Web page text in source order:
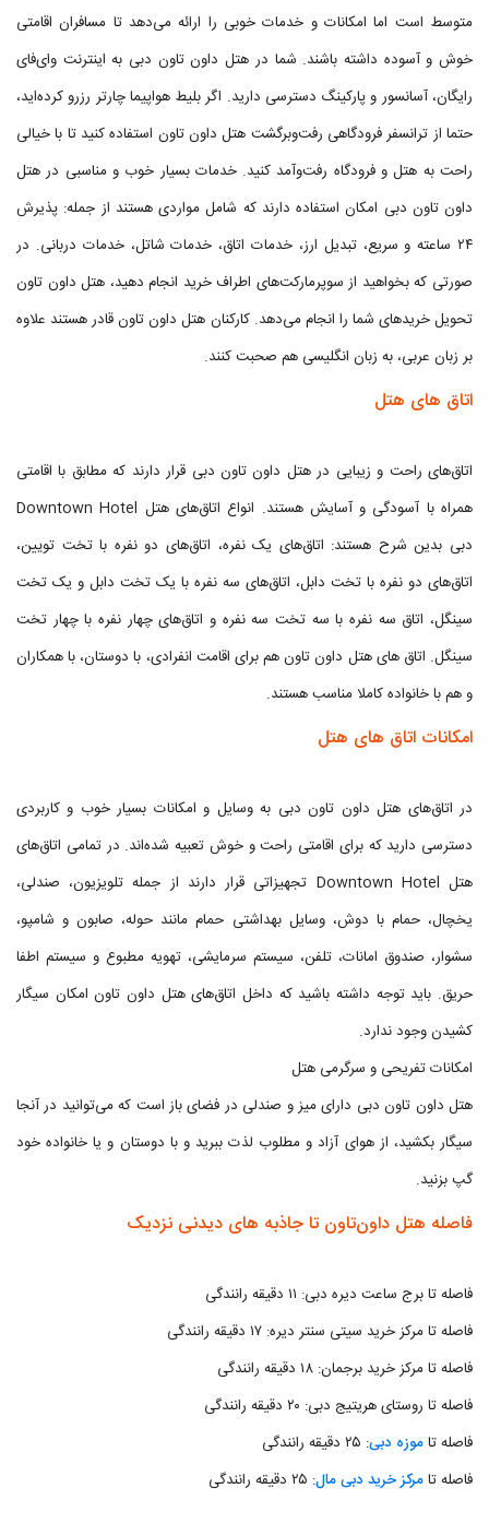
متوسط است اما امکانات و خدمات خوبی را ارائه می‌دهد تا مسافران اقامتی
خوش و آسوده داشته باشند. شما در هتل داون تاون دبی به اینترنت وای‌فای
رایگان، آسانسور و پارکینگ دسترسی دارید. اگر بلیط هواپیما چارتر رزرو کرده‌اید،
حتما از ترانسفر فرودگاهی رفت‌وبرگشت هتل داون تاون استفاده کنید تا با خیالی
راحت به هتل و فرودگاه رفت‌وآمد کنید. خدمات بسیار خوب و مناسبی در هتل
داون تاون دبی امکان استفاده دارند که شامل مواردی هستند از جمله: پذیرش
۲۴ ساعته و سریع، تبدیل ارز، خدمات اتاق، خدمات شاتل، خدمات دربانی. در
صورتی که بخواهید از سوپرمارکت‌های اطراف خرید انجام دهید،‌ هتل داون تاون
تحویل خریدهای شما را انجام می‌دهد. کارکنان هتل داون تاون قادر هستند علاوه
بر زبان عربی، به زبان انگلیسی هم صحبت کنند.
اتاق های هتل
اتاق‌های راحت و زیبایی در هتل داون تاون دبی قرار دارند که مطابق با اقامتی
همراه با آسودگی و آسایش هستند. انواع اتاق‌های هتل Downtown Hotel
دبی بدین شرح هستند: اتاق‌های یک نفره، اتاق‌های دو نفره با تخت تویین،
اتاق‌های دو نفره با تخت دابل، اتاق‌های سه نفره با یک تخت دابل و یک تخت
سینگل، اتاق سه نفره با سه تخت سه نفره و اتاق‌های چهار نفره با چهار تخت
سینگل. اتاق های هتل داون تاون هم برای اقامت انفرادی، با دوستان، با همکاران
و هم با خانواده کاملا مناسب هستند.
امکانات اتاق های هتل
در اتاق‌های هتل داون تاون دبی به وسایل و امکانات بسیار خوب و کاربردی
دسترسی دارید که برای اقامتی راحت و خوش تعبیه شده‌اند. در تمامی اتاق‌های
هتل Downtown Hotel تجهیزاتی قرار دارند از جمله تلویزیون، صندلی،
یخچال، حمام با دوش، وسایل بهداشتی حمام مانند حوله، صابون و شامپو،
سشوار، صندوق امانات، تلفن، سیستم سرمایشی، تهویه مطبوع و سیستم اطفا
حریق. باید توجه داشته باشید که داخل اتاق‌های هتل داون تاون امکان سیگار
کشیدن وجود ندارد.
امکانات تفریحی و سرگرمی هتل
هتل داون تاون دبی دارای میز و صندلی در فضای باز است که می‌توانید در آنجا
سیگار بکشید، از هوای آزاد و مطلوب لذت ببرید و با دوستان و یا خانواده خود
گپ بزنید.
فاصله هتل داون‌تاون تا جاذبه های دیدنی نزدیک
فاصله تا برج ساعت دیره دبی: ۱۱ دقیقه رانندگی
فاصله تا مرکز خرید سیتی سنتر دیره: ۱۷ دقیقه رانندگی
فاصله تا مرکز خرید برجمان: ۱۸ دقیقه رانندگی
فاصله تا روستای هریتیج دبی: ۲۰ دقیقه رانندگی
فاصله تاموزه دبی: ۲۵ دقیقه رانندگی
فاصله تامرکز خرید دبی مال: ۲۵ دقیقه رانندگی